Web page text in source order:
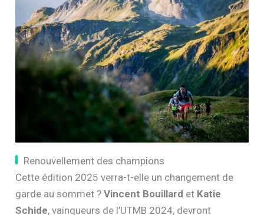
Renouvellement des champions
Cette édition 2025 verra-t-elle un changement de
garde au sommet ?Vincent Bouillard et Katie
Schide, vainqueurs de l’UTMB 2024, devront